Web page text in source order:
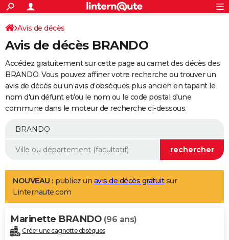
ACTUALITÉS
Politique
Société
Faits Divers
Education
Monde
Villes
+
SPORT
Coupe du monde 2026
Football
Tennis
Cyclisme
Rugby
Forum
Programme TV
TNT
Streaming
Cinéma
Sorties cinéma
Musique
+
FINANCE
Retraite
Epargne
Immobilier
Risques naturels par ville
Banque
Assurance
AUTO
Essais
Réserver un essai
Citadines
Berlines
SUV
Forum auto
+
Mobiles
Meilleur smartphone
Internet
Ordinateurs
Jeux vidéo
Guide high-tech
Aménagement intérieur
LIFESTYLE
Art de vivre
Bien-être
Loisirs
Mode
Modes de vie
Alimentation
Guide de la santé
Maladies
Médicaments
Sommeil
VOYAGE
Avis de décès
Avis de décès BRANDO
Accédez gratuitement sur cette page au carnet des décès des
BRANDO. Vous pouvez affiner votre recherche ou trouver un
avis de décès ou un avis d'obsèques plus ancien en tapant le
nom d'un défunt et/ou le nom ou le code postal d'une
commune dans le moteur de recherche ci-dessous.
NOUVEAU : publiez un avis de décès gratuitsur
Linternaute.com
Marinette BRANDO (96 ans)
Créer une cagnotte obsèques